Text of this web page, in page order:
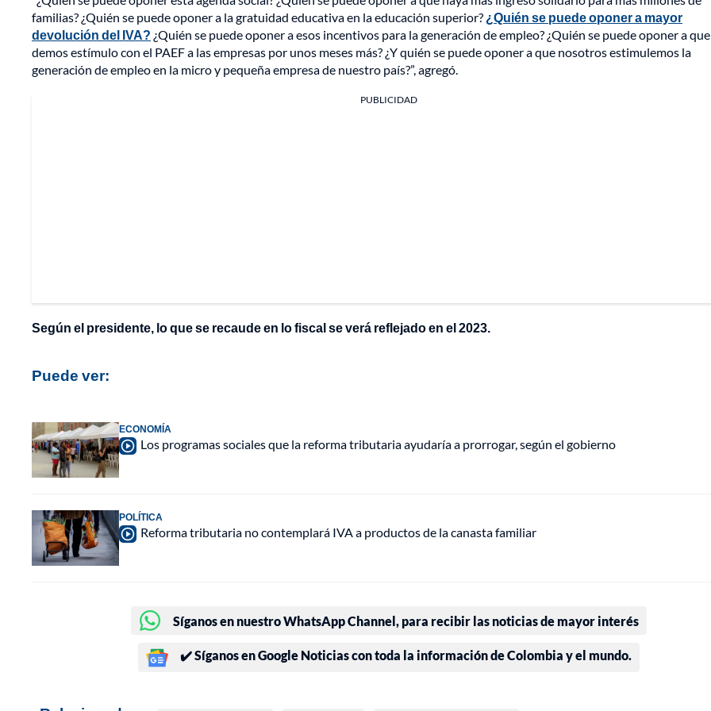
familias? ¿Quién se puede oponer a la gratuidad educativa en la educación superior? ¿Quién se puede oponer a mayor
devolución del IVA? ¿Quién se puede oponer a esos incentivos para la generación de empleo? ¿Quién se puede oponer a
demos estímulo con el PAEF a las empresas por unos meses más? ¿Y quién se puede oponer a que nosotros estimulemos la
generación de empleo en la micro y pequeña empresa de nuestro país?”, agregó.
PUBLICIDAD
Según el presidente, lo que se recaude en lo fiscal se verá reflejado en el 2023.
Puede ver:
ECONOMÍA
Los programas sociales que la reforma tributaria ayudaría a prorrogar, según el gobierno
POLÍTICA
Reforma tributaria no contemplará IVA a productos de la canasta familiar
Síganos en nuestro WhatsApp Channel, para recibir las noticias de mayor interés
✔️ Síganos en Google Noticias con toda la información de Colombia y el mundo.